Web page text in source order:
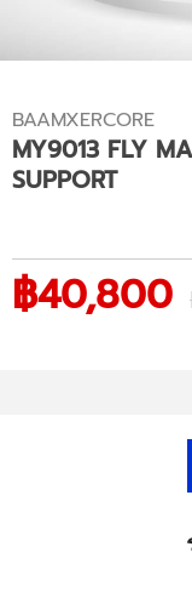
BAAMXERCORE
MY9013 FLY
SUPPORT
฿40,800